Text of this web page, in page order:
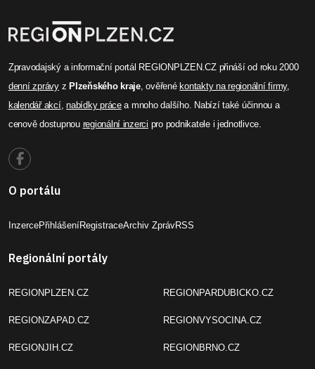
Zpravodajský a informační portál REGIONPLZEN.CZ přináší od roku 2000
denní zprávyz Plzeňského kraje, ověřené kontakty na regionální firmy,
kalendář akcí,nabídky prácea mnoho dalšího. Nabízí také účinnou a
cenově dostupnou regionální inzerci pro podnikatele i jednotlivce.
O portálu
InzercePřihlášeníRegistraceArchiv ZprávRSS
Regionální portály
REGIONPLZEN.CZ
REGIONZAPAD.CZ
REGIONJIH.CZ
REGIONPARDUBICKO.CZ
REGIONVYSOCINA.CZ
REGIONBRNO.CZ